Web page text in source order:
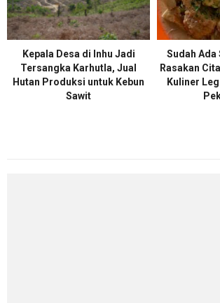
Kepala Desa di Inhu Jadi
Tersangka Karhutla, Jual
Hutan Produksi untuk Kebun
Sawit
Sudah Ada
Rasakan
Kuliner